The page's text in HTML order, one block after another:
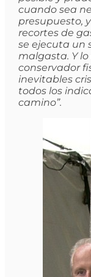
cuando sea
presupuesto,
recortes de
se ejecuta un
malgasta. Y
conservador
inevitables
todos los
camino”.